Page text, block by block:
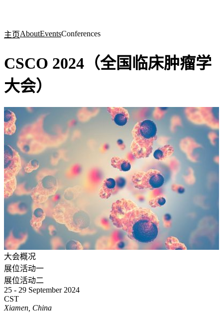
主页AboutEventsConferences
CSCO 2024（全国临床肿瘤学
大会）
大会概况
展位活动一
展位活动二
25 - 29 September 2024
CST
Xiamen, China